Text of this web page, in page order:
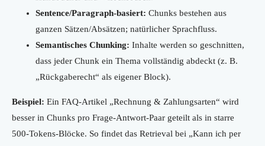
Sentence/Paragraph-basiert: Chunks bestehen aus
ganzen Sätzen/Absätzen; natürlicher Sprachfluss.
Semantisches Chunking: Inhalte werden so geschnitten,
dass jeder Chunk ein Thema vollständig abdeckt (z. B.
„Rückgaberecht“ als eigener Block).
Beispiel: Ein FAQ-Artikel „Rechnung & Zahlungsarten“ wird
besser in Chunks pro Frage-Antwort-Paar geteilt als in starre
500-Tokens-Blöcke. So findet das Retrieval bei „Kann ich per